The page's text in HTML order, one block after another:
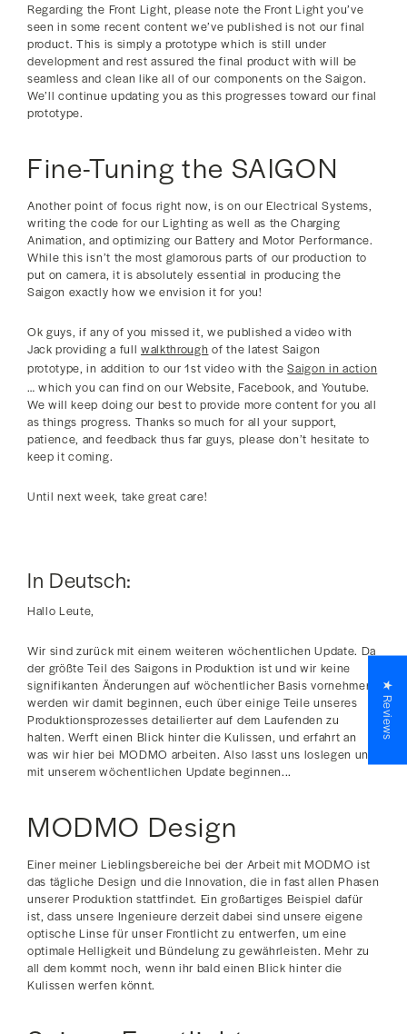
Regarding the Front Light, please note the Front Light you’ve
seen in some recent content we’ve published is not our final
product. This is simply a prototype which is still under
development and rest assured the final product with will be
seamless and clean like all of our components on the Saigon.
We’ll continue updating you as this progresses toward our final
prototype.
Fine-Tuning the SAIGON
Another point of focus right now, is on our Electrical Systems,
writing the code for our Lighting as well as the Charging
Animation, and optimizing our Battery and Motor Performance.
While this isn’t the most glamorous parts of our production to
put on camera, it is absolutely essential in producing the
Saigon exactly how we envision it for you!
Ok guys, if any of you missed it, we published a video with
Jack providing a full walkthrough of the latest Saigon
prototype, in addition to our 1st video with theSaigon in action
… which you can find on our Website, Facebook, and Youtube.
We will keep doing our best to provide more content for you all
as things progress. Thanks so much for all your support,
patience, and feedback thus far guys, please don’t hesitate to
keep it coming.
Until next week, take great care!
In Deutsch:
Hallo Leute,
Wir sind zurück mit einem weiteren wöchentlichen Update. Da
der größte Teil des Saigons in Produktion ist und wir keine
signifikanten Änderungen auf wöchentlicher Basis vornehmen,
werden wir damit beginnen, euch über einige Teile unseres
Produktionsprozesses detailierter auf dem Laufenden zu
halten. Werft einen Blick hinter die Kulissen, und erfahrt an
was wir hier bei MODMO arbeiten. Also lasst uns loslegen und
mit unserem wöchentlichen Update beginnen...
MODMO Design
Einer meiner Lieblingsbereiche bei der Arbeit mit MODMO ist
das tägliche Design und die Innovation, die in fast allen Phasen
unserer Produktion stattfindet. Ein großartiges Beispiel dafür
ist, dass unsere Ingenieure derzeit dabei sind unsere eigene
optische Linse für unser Frontlicht zu entwerfen, um eine
optimale Helligkeit und Bündelung zu gewährleisten. Mehr zu
all dem kommt noch, wenn ihr bald einen Blick hinter die
Kulissen werfen könnt.
★ Reviews